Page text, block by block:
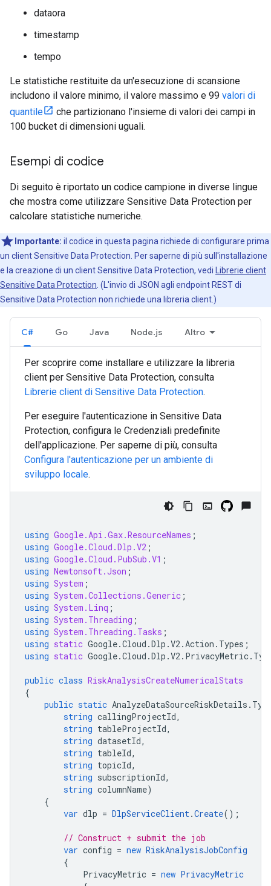
dataora
timestamp
tempo
Le statistiche restituite da un'esecuzione di scansione
includono il valore minimo, il valore massimo e 99 valori di
quantile
che partizionano l'insieme di valori dei campi in
100 bucket di dimensioni uguali.
Esempi di codice
Di seguito è riportato un codice campione in diverse lingue
che mostra come utilizzare Sensitive Data Protection per
calcolare statistiche numeriche.
Importante: il codice in questa pagina richiede di configurare prima
un client Sensitive Data Protection. Per saperne di più sull'installazione
e la creazione di un client Sensitive Data Protection, vedi
Librerie client
Sensitive Data Protection . (L'invio di JSON agli endpoint REST di
Sensitive Data Protection non richiede una libreria client.)
C# Go Java Node.js Altro
Per scoprire come installare e utilizzare la libreria
client per Sensitive Data Protection, consulta
Librerie client di Sensitive Data Protection.
Per eseguire l'autenticazione in Sensitive Data
Protection, configura le Credenziali predefinite
dell'applicazione. Per saperne di più, consulta
Configura l'autenticazione per un ambiente di
sviluppo locale.
using Google.Api.Gax.ResourceNames ;
using Google.Cloud.Dlp.V2 ;
using Google.Cloud.PubSub.V1 ;
using Newtonsoft.Json ;
using System ;
using System.Collections.Generic ;
using System.Linq ;
using System.Threading ;
using System.Threading.Tasks ;
using static Google.Cloud .Dlp .V2.Action . Types ;
using static Google.Cloud .Dlp .V2. PrivacyMetric.
public class RiskAnalysisCreateNumericalStats
{
public static AnalyzeDataSourceRiskDetails .
string callingProjectId,
string tableProjectId,
string datasetId,
string tableId,
string topicId,
string subscriptionId,
string columnName)
{
var dlp = DlpServiceClient.Create();
// Construct + submit the job
var config = new RiskAnalysisJobConfig
{
PrivacyMetric = new PrivacyMetric